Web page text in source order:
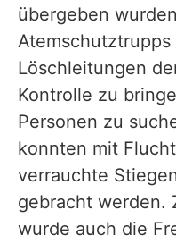
übergeben
Löschleitungen
Kontrolle zu
Personen zu
konnten mit
verrauchte
gebracht werden.
wurde auch die